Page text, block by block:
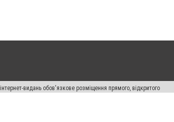
видань обов'язкове розміщення прямого, відкритого